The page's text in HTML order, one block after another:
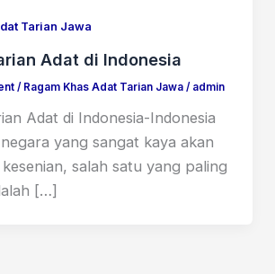
Tarian Jawa
Adat di Indonesia
/ Ragam Khas Adat Tarian Jawa/ admin
Adat di Indonesia-Indonesia
yang sangat kaya akan
salah satu yang paling
[…]